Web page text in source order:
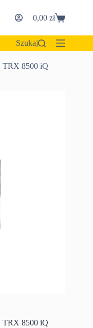
Koszyk
0,00zł
Szukaj
TRX 8500 iQ
TRX 8500 iQ